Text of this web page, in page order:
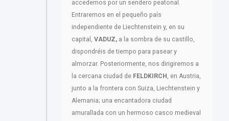
accedemos por un sendero peatonal.
Entraremos en el pequeño país
independiente de Liechtenstein y, en su
capital, VADUZ, a la sombra de su castillo,
dispondréis de tiempo para pasear y
almorzar. Posteriormente, nos dirigiremos a
la cercana ciudad de FELDKIRCH , en Austria,
junto a la frontera con Suiza, Liechtenstein y
Alemania; una encantadora ciudad
amurallada con un hermoso casco medieval